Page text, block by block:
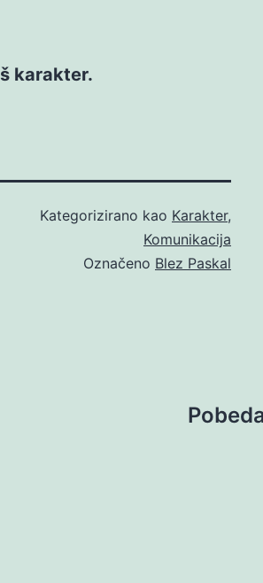
karakter.
Kategorizirano kao Karakter,
Komunikacija
Označeno Blez Paskal